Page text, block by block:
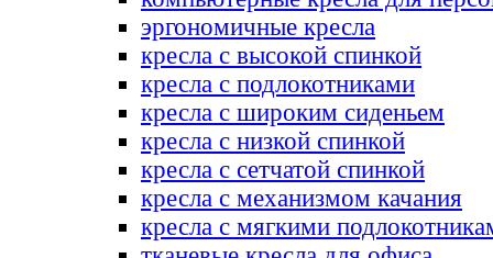
эргономичные кресла
кресла с высокой спинкой
кресла с подлокотниками
кресла с широким сиденьем
кресла с низкой спинкой
кресла с сетчатой спинкой
кресла с механизмом качания
кресла с мягкими